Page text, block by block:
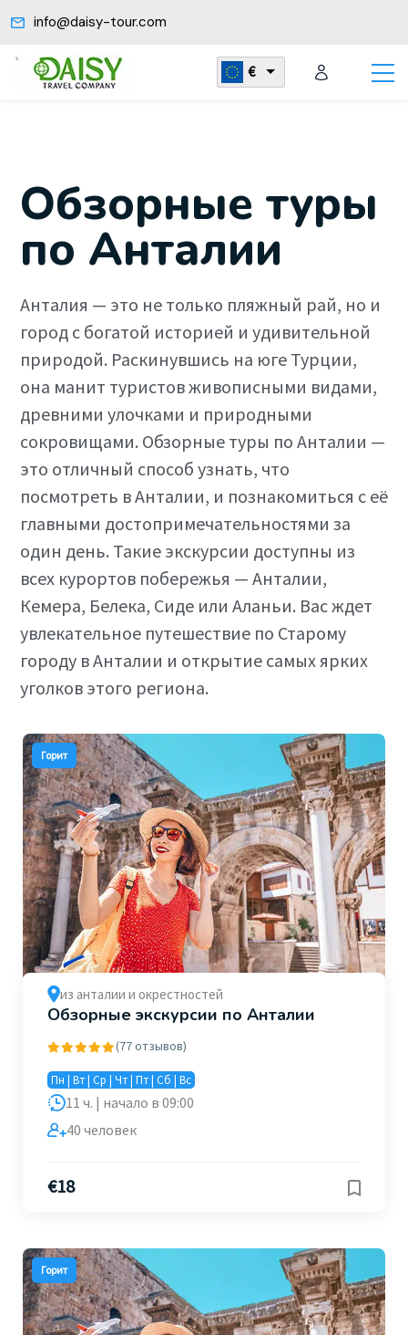
info@daisy-tour.com
€
Обзорные туры
по Анталии
Анталия — это не только пляжный рай, но и
город с богатой историей и удивительной
природой. Раскинувшись на юге Турции,
она манит туристов живописными видами,
древними улочками и природными
сокровищами. Обзорные туры по Анталии —
это отличный способ узнать, что
посмотреть в Анталии, и познакомиться с её
главными достопримечательностями за
один день. Такие экскурсии доступны из
всех курортов побережья — Анталии,
Кемера, Белека, Сиде или Аланьи. Вас ждет
увлекательное путешествие по Старому
городу в Анталии и открытие самых ярких
уголков этого региона.
Горит
из анталии и окрестностей
Обзорные экскурсии по Анталии
(77 отзывов)
Пн | Вт | Ср | Чт | Пт | Сб | Вс
11 ч. | начало в 09:00
40 человек
€18
Горит